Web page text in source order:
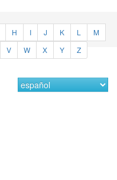
H I J K L
M
V W X Y Z